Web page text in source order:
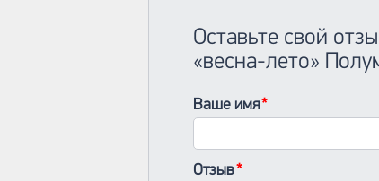
Оставьте свой
«весна-лето»
Ваше имя
Отзыв